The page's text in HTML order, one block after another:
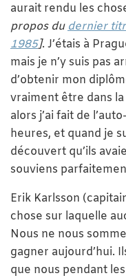
aurait rendu les
propos dudernier
1985]. J’étais à
mais je n’y suis pas
d’obtenir mon
vraiment être dans la
alors j’ai fait de
heures, et quand je
découvert qu’ils
souviens
Erik Karlsson
chose sur laquelle
Nous ne nous
gagner aujourd’hui.
que nous pendant